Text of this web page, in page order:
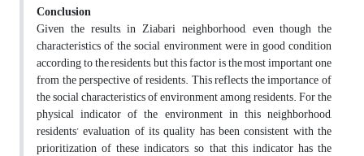
Conclusion
Given the results, in Ziabari neighborhood, even though the
characteristics of the social environment were in good condition
according to the residents, but this factor is the most important one
from the perspective of residents. This reflects the importance of
the social characteristics of environment among residents. For the
physical indicator of the environment in this neighborhood,
residents’ evaluation of its quality has been consistent with the
prioritization of these indicators, so that this indicator has the